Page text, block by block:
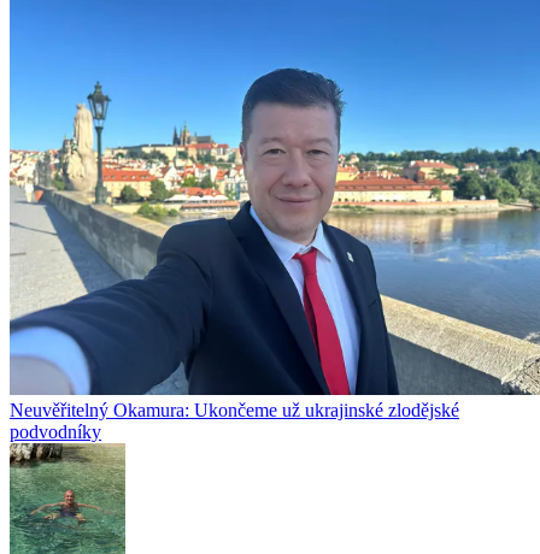
Neuvěřitelný Okamura: Ukončeme už ukrajinské zlodějské
podvodníky